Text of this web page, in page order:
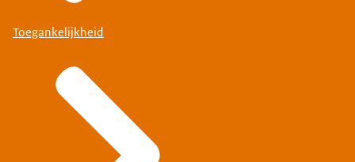
Toegankelijkheid